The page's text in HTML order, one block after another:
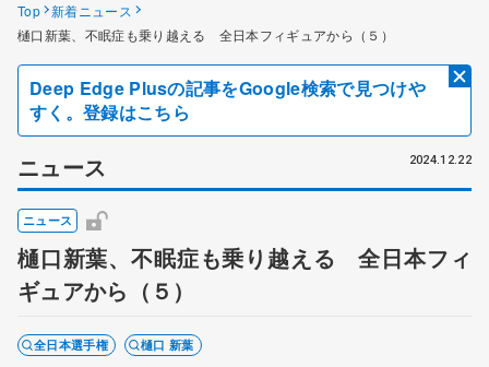
Top 新着ニュース
樋口新葉、不眠症も乗り越える 全日本フィギュアから（５）
Deep Edge Plusの記事をGoogle検索で見つけや
すく。登録はこちら
ニュース 2024.12.22
ニュース
樋口新葉、不眠症も乗り越える 全日本フィ
ギュアから（５）
全日本選手権 樋口 新葉